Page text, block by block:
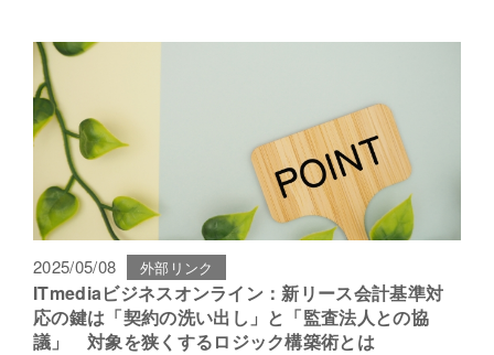
2025/05/08 外部リンク
ITmediaビジネスオンライン：新リース会計基準対
応の鍵は「契約の洗い出し」と「監査法人との協
議」 対象を狭くするロジック構築術とは